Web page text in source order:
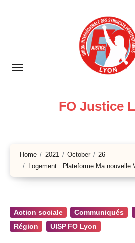
FO Justice
Home 2021 October
26
Logement : Plateforme Ma nouvelle
Action sociale Communiqués
Région
UISP FO Lyon